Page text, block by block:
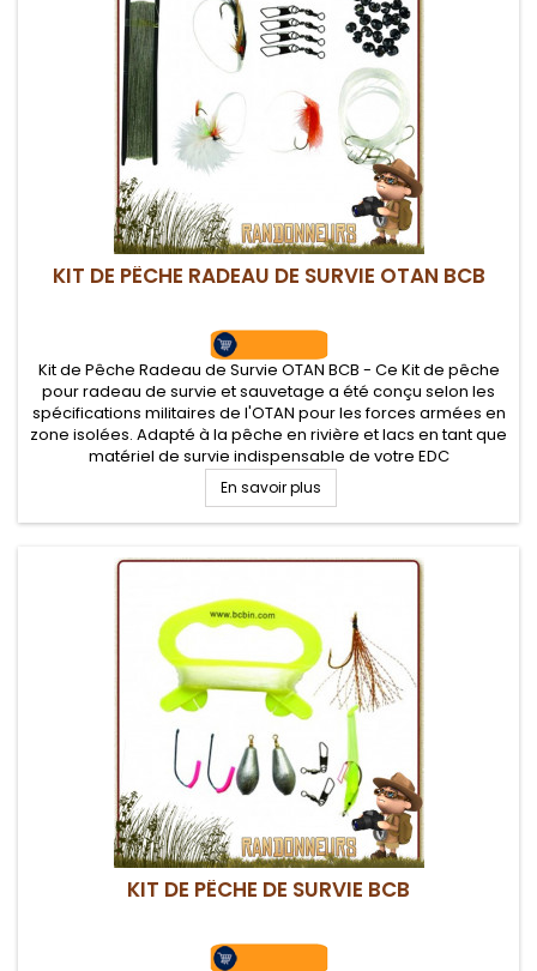
KIT DE PÊCHE RADEAU DE SURVIE OTAN BCB
Kit de Pêche Radeau de Survie OTAN BCB - Ce Kit de pêche
pour radeau de survie et sauvetage a été conçu selon les
spécifications militaires de l'OTAN pour les forces armées en
zone isolées. Adapté à la pêche en rivière et lacs en tant que
matériel de survie indispensable de votre EDC
En savoir plus
KIT DE PÊCHE DE SURVIE BCB